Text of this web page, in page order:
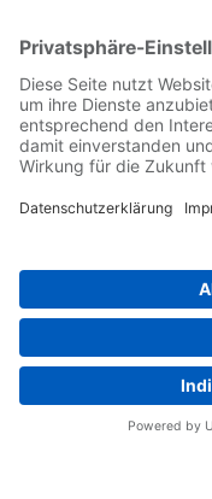
Newsletter
Follow us on...
Home Impressum
Whistleblowing
Yaskawa Europe GmbH